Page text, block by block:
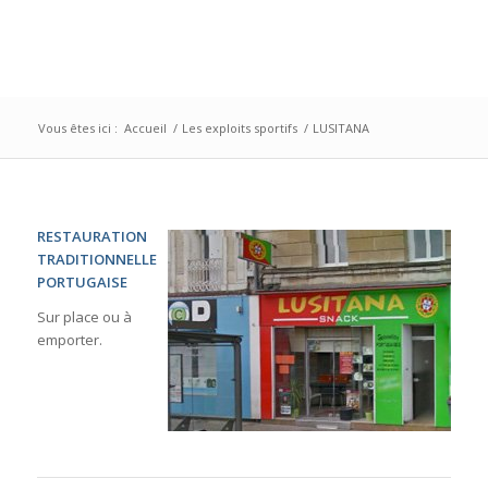
Vous êtes ici : Accueil / Les exploits sportifs / LUSITANA
RESTAURATION
TRADITIONNELLE
PORTUGAISE
Sur place ou à
emporter.